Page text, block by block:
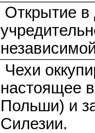
Открытие в
Чехи
настоящее
Польши) и
Силезии.